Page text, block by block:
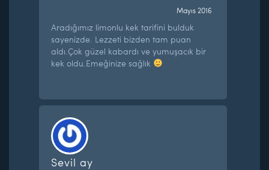
Mayıs 2016
Aradığımız limonlu kek tarifini bulduk
sayenizde. Lezzeti bizden tam puan
aldı.Çok güzel kabardı ve yumuşacık bir
kek oldu.Emeğinize sağlık
Sevil ay